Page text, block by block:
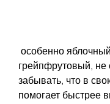
грейпфрутовый, не
забывать, что в
помогает быстрее